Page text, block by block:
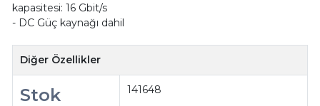
kapasitesi: 16 Gbit/s
- DC Güç kaynağı dahil
Diğer Özellikler
Stok
141648